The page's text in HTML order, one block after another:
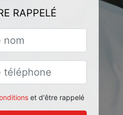
RAPPELÉ
et d'être rappelé